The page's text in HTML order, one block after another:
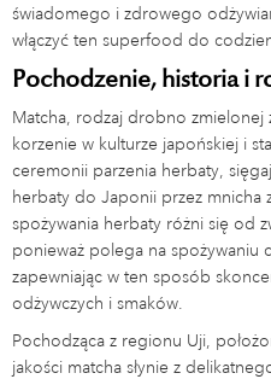
świadomego i zdrowego
włączyć ten superfood do
Pochodzenie, historia i
Matcha, rodzaj drobno zmielonej
korzenie w kulturze japońskiej i
ceremonii parzenia herbaty,
herbaty do Japonii przez mnicha
spożywania herbaty różni się od
ponieważ polega na spożywaniu
zapewniając w ten sposób
odżywczych i smaków.
Pochodząca z regionu Uji,
jakości matcha słynie z